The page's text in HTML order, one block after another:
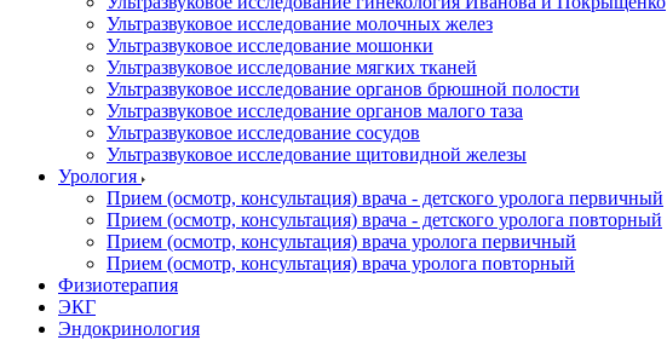
Ультразвуковое исследование молочных желез
Ультразвуковое исследование мошонки
Ультразвуковое исследование мягких тканей
Ультразвуковое исследование органов брюшной полости
Ультразвуковое исследование органов малого таза
Ультразвуковое исследование сосудов
Ультразвуковое исследование щитовидной железы
Урология
Прием (осмотр, консультация) врача - детского уролога первичный
Прием (осмотр, консультация) врача - детского уролога повторный
Прием (осмотр, консультация) врача уролога первичный
Прием (осмотр, консультация) врача уролога повторный
Физиотерапия
ЭКГ
Эндокринология